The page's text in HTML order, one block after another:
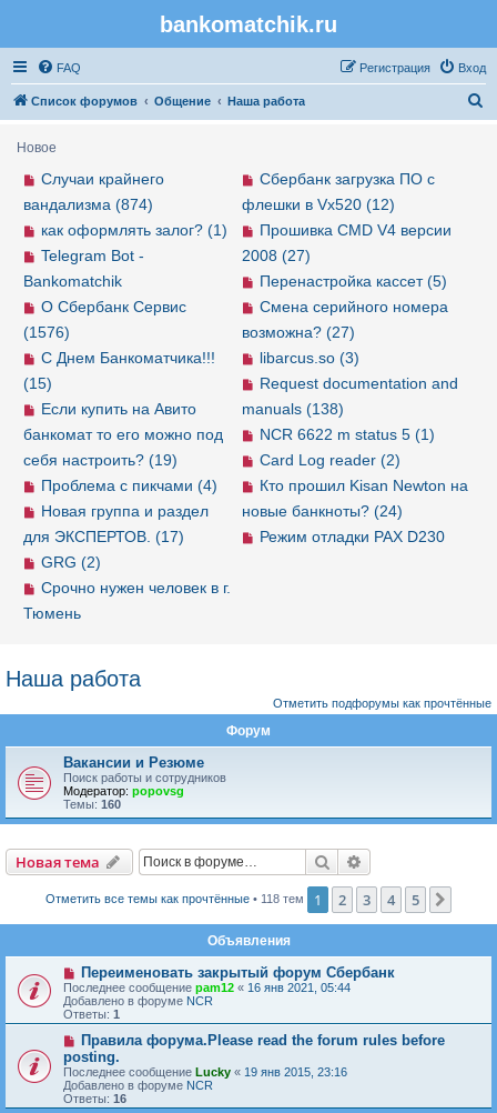
bankomatchik.ru
FAQ Вход
Регистрация
Список форумов Общение Наша работа
Новое
Сбербанк загрузка ПО с
флешки в Vx520 (12)
Прошивка CMD V4 версии
2008 (27)
Перенастройка кассет (5)
Смена серийного номера
возможна? (27)
libarcus.so (3)
Request documentation and
manuals (138)
NCR 6622 m status 5 (1)
Card Log reader (2)
Кто прошил Kisan Newton на
новые банкноты? (24)
Режим отладки PAX D230
Случаи крайнего
вандализма (874)
как оформлять залог? (1)
Telegram Bot -
Bankomatchik
О Сбербанк Сервис
(1576)
С Днем Банкоматчика!!!
(15)
Если купить на Авито
банкомат то его можно под
себя настроить? (19)
Проблема с пикчами (4)
Новая группа и раздел
для ЭКСПЕРТОВ. (17)
GRG (2)
Срочно нужен человек в г.
Тюмень
Наша работа
Отметить подфорумы как прочтённые
Форум
Вакансии и Резюме
Поиск работы и сотрудников
Модератор: popovsg
Темы: 160
Новая тема
Новаятема Поиск
Отметить все темы как прочтённые • 118 тем 1 2 3 4 5
Объявления
Переименовать закрытый форум Сбербанк
Последнее сообщение pam12 « 16 янв 2021, 05:44
Добавлено в форуме NCR
Ответы: 1
Правила форума.Please read the forum rules before
posting.
Последнее сообщение Lucky « 19 янв 2015, 23:16
Добавлено в форуме NCR
Ответы: 16